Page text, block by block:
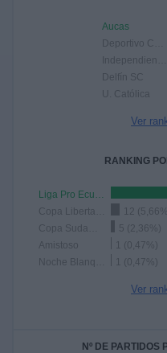
Aucas
Delfín SC
U. Católica
Ver
RANKING
Liga Pro Ecuador
12
5 (2,36%)
Amistoso
1 (0,47%)
1 (0,47%)
Ver
Nº DE PARTIDOS